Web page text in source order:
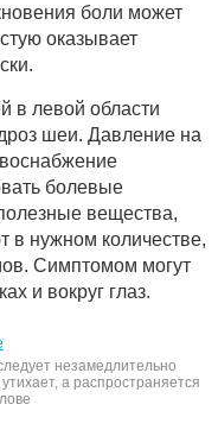
боли может
оказывает
в левой области
шеи. Давление на
болевые
вещества,
в нужном количестве,
Симптомом могут
и вокруг глаз.
незамедлительно
а распространяется